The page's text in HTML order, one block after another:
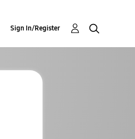
Sign In/Register